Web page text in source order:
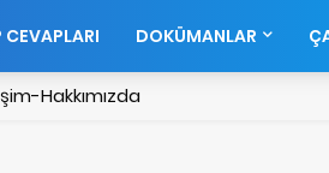
CEVAPLARI DOKÜMANLAR
Hakkımızda